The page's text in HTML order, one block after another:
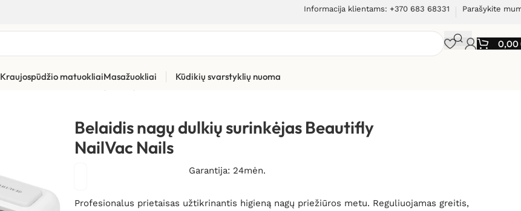
Informacija klientams: +370 683 68331 Parašykite
0,00
Kraujospūdžio matuokliaiMasažuokliai Kūdikių svarstyklių nuoma
Belaidis nagų dulkių surinkėjas Beautifly NailVac Nails
Belaidis nagų dulkių surinkėjas Beautifly
NailVac Nails
Garantija: 24mėn.
Profesionalus prietaisas užtikrinantis higieną nagų priežiūros metu. Reguliuojamas greitis,